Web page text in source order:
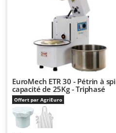
EuroMech ETR 30 - Pétrin à
capacité de 25Kg - Triphasé
Offert par AgriEuro